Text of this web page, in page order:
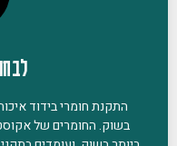
התקנת חומרי בידוד
בשוק. החומרים של